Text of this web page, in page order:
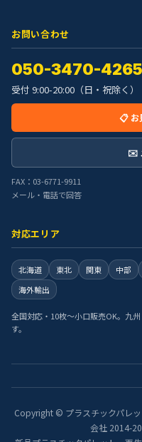
お問い合わせ
050-3470-4265
受付 9:00-20:00（日・祝除く）
📋 お
✉️
FAX：03-6771-9911
メール・電話で回答
対応エリア
北海道 東北 関東 中部
海外輸出
全国対応・10枚〜小口販売OK。九
す。
Copyright © プラスチックパレ
会社 2014-